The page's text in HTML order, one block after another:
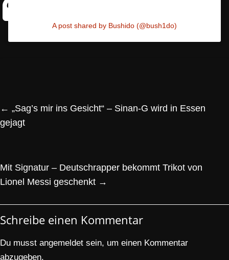
A post shared by Bushido (@bush1do)
← „Sag’s mir ins Gesicht“ – Sinan-G wird in Essen
gejagt
Mit Signatur – Deutschrapper bekommt Trikot von
Lionel Messi geschenkt →
Schreibe einen Kommentar
Du musst angemeldet sein, um einen Kommentar
abzugeben.